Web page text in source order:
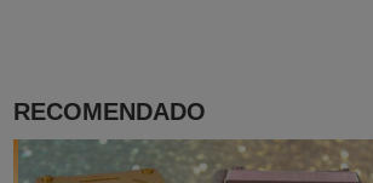
RECOMENDADO